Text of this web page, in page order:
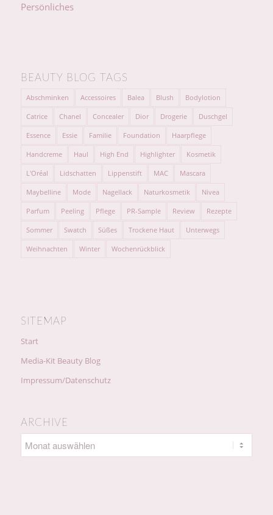
Persönliches
BEAUTY BLOG TAGS
Abschminken Accessoires Balea Blush Bodylotion
Catrice Chanel Concealer Dior Drogerie Duschgel
Essence Essie Familie Foundation Haarpflege
Handcreme Haul High End Highlighter Kosmetik
L'Oréal Lidschatten Lippenstift MAC Mascara
Maybelline Mode Nagellack Naturkosmetik Nivea
Parfum Peeling Pflege PR-Sample Review Rezepte
Sommer Swatch Süßes Trockene Haut Unterwegs
Weihnachten Winter Wochenrückblick
SITEMAP
Start
Media-Kit Beauty Blog
Impressum/Datenschutz
ARCHIVE